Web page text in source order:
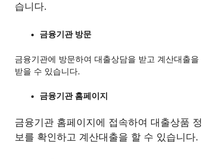
습니다.
금융기관 방문
금융기관에 방문하여 대출상담을 받고 계산대출을
받을 수 있습니다.
금융기관 홈페이지
금융기관 홈페이지에 접속하여 대출상품 정
보를 확인하고 계산대출을 할 수 있습니다.